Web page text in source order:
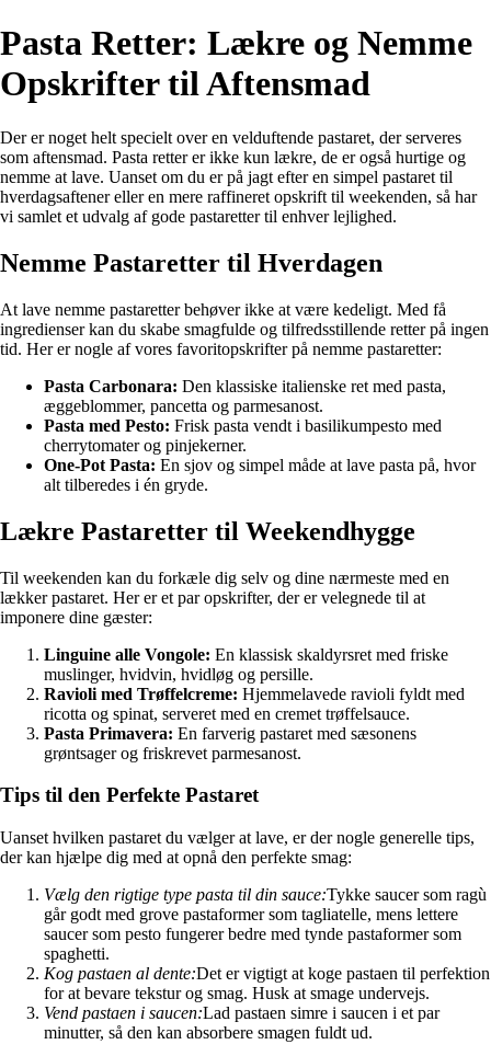
Pasta Retter: Lækre og Nemme
Opskrifter til Aftensmad
Der er noget helt specielt over en velduftende pastaret, der serveres
som aftensmad. Pasta retter er ikke kun lækre, de er også hurtige og
nemme at lave. Uanset om du er på jagt efter en simpel pastaret til
hverdagsaftener eller en mere raffineret opskrift til weekenden, så har
vi samlet et udvalg af gode pastaretter til enhver lejlighed.
Nemme Pastaretter til Hverdagen
At lave nemme pastaretter behøver ikke at være kedeligt. Med få
ingredienser kan du skabe smagfulde og tilfredsstillende retter på ingen
tid. Her er nogle af vores favoritopskrifter på nemme pastaretter:
Pasta Carbonara: Den klassiske italienske ret med pasta,
æggeblommer, pancetta og parmesanost.
Pasta med Pesto: Frisk pasta vendt i basilikumpesto med
cherrytomater og pinjekerner.
One-Pot Pasta: En sjov og simpel måde at lave pasta på, hvor
alt tilberedes i én gryde.
Lækre Pastaretter til Weekendhygge
Til weekenden kan du forkæle dig selv og dine nærmeste med en
lækker pastaret. Her er et par opskrifter, der er velegnede til at
imponere dine gæster:
Linguine alle Vongole: En klassisk skaldyrsret med friske
muslinger, hvidvin, hvidløg og persille.
Ravioli med Trøffelcreme: Hjemmelavede ravioli fyldt med
ricotta og spinat, serveret med en cremet trøffelsauce.
Pasta Primavera: En farverig pastaret med sæsonens
grøntsager og friskrevet parmesanost.
Tips til den Perfekte Pastaret
Uanset hvilken pastaret du vælger at lave, er der nogle generelle tips,
der kan hjælpe dig med at opnå den perfekte smag:
Vælg den rigtige type pasta til din sauce:Tykke saucer som ragù
går godt med grove pastaformer som tagliatelle, mens lettere
saucer som pesto fungerer bedre med tynde pastaformer som
spaghetti.
Kog pastaen al dente:Det er vigtigt at koge pastaen til perfektion
for at bevare tekstur og smag. Husk at smage undervejs.
Vend pastaen i saucen:Lad pastaen simre i saucen i et par
minutter, så den kan absorbere smagen fuldt ud.